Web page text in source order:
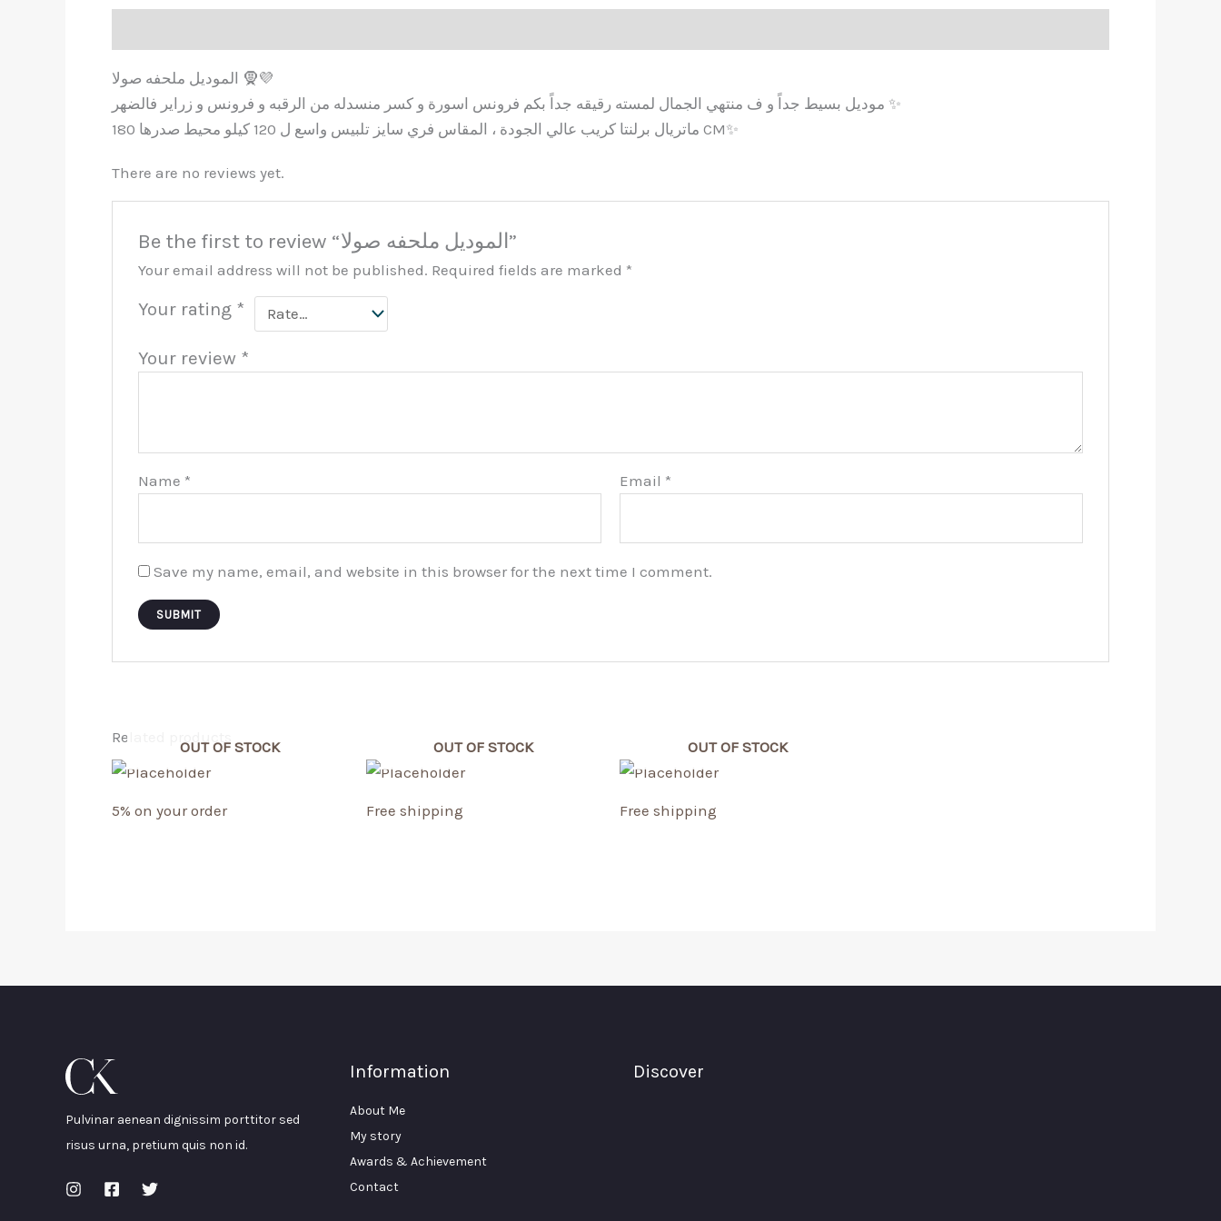
الموديل ملحفه صولا 🧕💜
موديل بسيط جداً و ف منتهي الجمال لمسته رقيقه جداً بكم فرونس اسورة و كسر منسدله من الرقبه و فرونس و زراير فالضهر ✨
ماتريال برلنتا كريب عالي الجودة ، المقاس فري سايز تلبيس واسع ل 120 كيلو محيط صدرها 180 CM✨
There are no reviews yet.
Be the first to review “الموديل ملحفه صولا”
Your email address will not be published. Required fields are marked *
Your rating *
Your review *
Name * Email *
Save my name, email, and website in this browser for the next time I comment.
Related products
OUT OF STOCK
5% on your order
OUT OF STOCK
Free shipping
OUT OF STOCK
Free shipping
Pulvinar aenean dignissim porttitor sed
risus urna, pretium quis non id.
Information
About Me
My story
Awards & Achievement
Contact
Discover